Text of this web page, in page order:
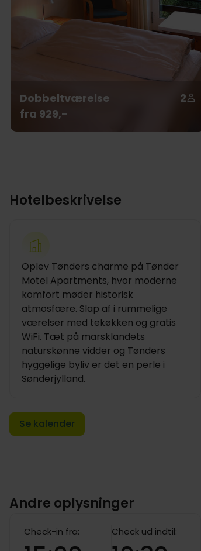
Dobbeltværelse
2
fra 929,-
Hotelbeskrivelse
Oplev Tønders charme på Tønder
Motel Apartments, hvor moderne
komfort møder historisk
atmosfære. Slap af i rummelige
værelser med tekøkken og gratis
WiFi. Tæt på marsklandets
naturskønne vidder og Tønders
hyggelige byliv er det en perle i
Sønderjylland.
Se kalender
Andre oplysninger
Check-in fra: Check ud indtil: